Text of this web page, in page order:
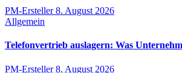
PM-Ersteller8. August 2026
Allgemein
Telefonvertrieb auslagern: Was
PM-Ersteller8. August 2026